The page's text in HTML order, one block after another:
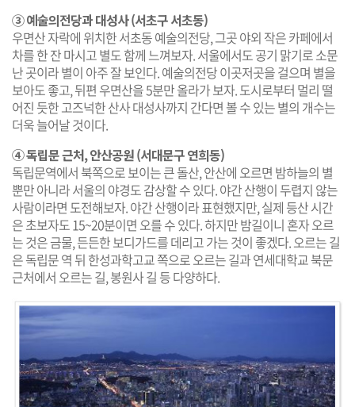
③ 예술의전당과 대성사 (서초구 서초동)
우면산 자락에 위치한 서초동 예술의전당, 그곳 야외 작은 카페에서
차를 한 잔 마시고 별도 함께 느껴보자. 서울에서도 공기 맑기로 소문
난 곳이라 별이 아주 잘 보인다. 예술의전당 이곳저곳을 걸으며 별을
보아도 좋고, 뒤편 우면산을 5분만 올라가 보자. 도시로부터 멀리 떨
어진 듯한 고즈넉한 산사 대성사까지 간다면 볼 수 있는 별의 개수는
더욱 늘어날 것이다.
④ 독립문 근처, 안산공원 (서대문구 연희동)
독립문역에서 북쪽으로 보이는 큰 돌산, 안산에 오르면 밤하늘의 별
뿐만 아니라 서울의 야경도 감상할 수 있다. 야간 산행이 두렵지 않는
사람이라면 도전해보자. 야간 산행이라 표현했지만, 실제 등산 시간
은 초보자도 15~20분이면 오를 수 있다. 하지만 밤길이니 혼자 오르
는 것은 금물, 든든한 보디가드를 데리고 가는 것이 좋겠다. 오르는 길
은 독립문 역 뒤 한성과학고교 쪽으로 오르는 길과 연세대학교 북문
근처에서 오르는 길, 봉원사 길 등 다양하다.